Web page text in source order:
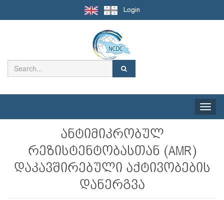
Login
Toggle
ანტიმიკრობულ
რეზისტენტობასთან (AMR)
დაკავშირებული აქტივობების
დანერგვა